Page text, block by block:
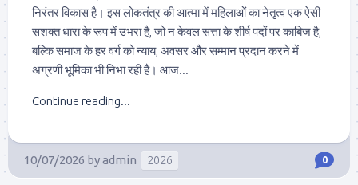
निरंतर विकास है। इस लोकतंत्र की आत्मा में महिलाओं का नेतृत्व एक ऐसी
सशक्त धारा के रूप में उभरा है, जो न केवल सत्ता के शीर्ष पदों पर काबिज है,
बल्कि समाज के हर वर्ग को न्याय, अवसर और सम्मान प्रदान करने में
अग्रणी भूमिका भी निभा रही है। आज...
Continue reading...
10/07/2026 byadmin 2026 0